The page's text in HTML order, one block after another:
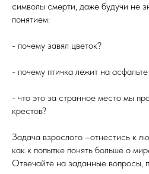
символы смерти, даже будучи не
понятием:
- почему завял цветок?
- почему птичка лежит на
- что это за странное место мы
крестов?
Задача взрослого –отнестись к
как к попытке понять больше о
Отвечайте на заданные вопросы,